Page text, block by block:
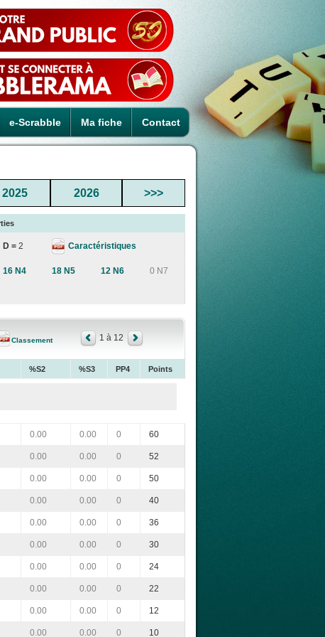
e-Scrabble Ma fiche Contact
2025 2026 >>>
D = 2 Caractéristiques
16 N4 18 N5 12 N6 0 N7
Classement 1 à 12
%S2 %S3 PP4 Points
0.00 0.00 0 60
0.00 0.00 0 52
0.00 0.00 0 50
0.00 0.00 0 40
0.00 0.00 0 36
0.00 0.00 0 30
0.00 0.00 0 24
0.00 0.00 0 22
0.00 0.00 0 12
0.00 0.00 0 10